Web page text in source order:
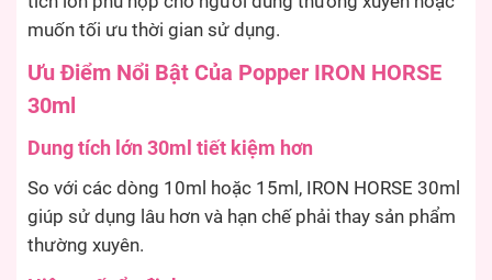
muốn tối ưu thời gian sử dụng.
Ưu Điểm Nổi Bật Của Popper IRON HORSE
30ml
Dung tích lớn 30ml tiết kiệm hơn
So với các dòng 10ml hoặc 15ml, IRON HORSE 30ml
giúp sử dụng lâu hơn và hạn chế phải thay sản phẩm
thường xuyên.